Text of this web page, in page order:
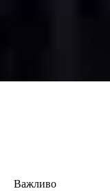
Важливо